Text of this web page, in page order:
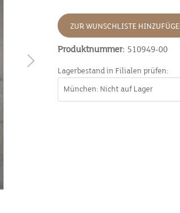
ZUR WUNSCHLISTE
Produktnummer: 510949-00
Lagerbestand in Filialen prüfen: